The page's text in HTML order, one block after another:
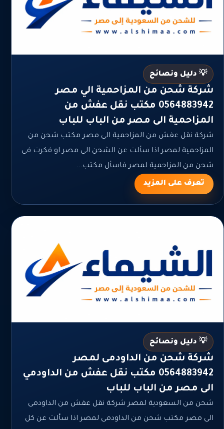
💡 دليل ونصائح
شركة شحن من المزاحمية الي مصر
0564883942 مكتب نقل عفش من
المزاحمية الى مصر من الباب للباب
شركة نقل عفش من المزاحمية الى مصر مكتب شحن من
المزاحمية لمصر اذا سألت عن الشحن الى مصر او فكرت فى
شحن من المزاحمية لمصر فاسأل مكتب...
تعرف على المزيد
💡 دليل ونصائح
شركة شحن من الداودمى لمصر
0564883942 مكتب نقل عفش من الداودمي
الى مصر من الباب للباب
شحن من السعودية لمصر شركة نقل عفش من الداودمى
الى مصر مكتب شحن من الداودمى لمصر اذا سألت عن كل